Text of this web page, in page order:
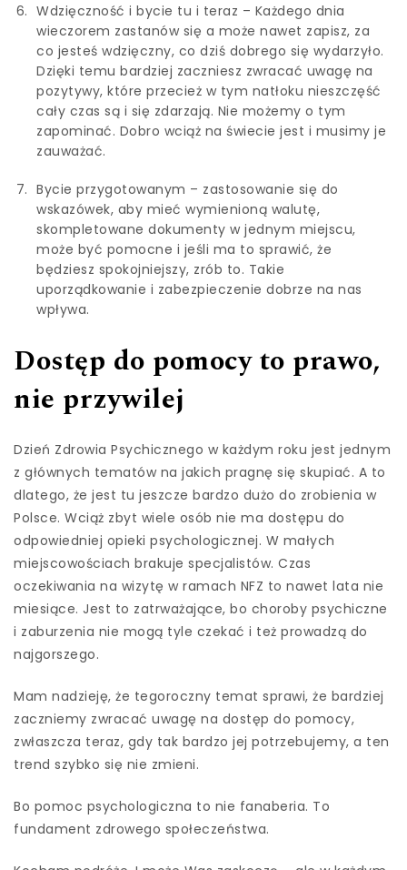
Wdzięczność i bycie tu i teraz – Każdego dnia
wieczorem zastanów się a może nawet zapisz, za
co jesteś wdzięczny, co dziś dobrego się wydarzyło.
Dzięki temu bardziej zaczniesz zwracać uwagę na
pozytywy, które przecież w tym natłoku nieszczęść
cały czas są i się zdarzają. Nie możemy o tym
zapominać. Dobro wciąż na świecie jest i musimy je
zauważać.
Bycie przygotowanym – zastosowanie się do
wskazówek, aby mieć wymienioną walutę,
skompletowane dokumenty w jednym miejscu,
może być pomocne i jeśli ma to sprawić, że
będziesz spokojniejszy, zrób to. Takie
uporządkowanie i zabezpieczenie dobrze na nas
wpływa.
Dostęp do pomocy to prawo,
nie przywilej
Dzień Zdrowia Psychicznego w każdym roku jest jednym
z głównych tematów na jakich pragnę się skupiać. A to
dlatego, że jest tu jeszcze bardzo dużo do zrobienia w
Polsce. Wciąż zbyt wiele osób nie ma dostępu do
odpowiedniej opieki psychologicznej. W małych
miejscowościach brakuje specjalistów. Czas
oczekiwania na wizytę w ramach NFZ to nawet lata nie
miesiące. Jest to zatrważające, bo choroby psychiczne
i zaburzenia nie mogą tyle czekać i też prowadzą do
najgorszego.
Mam nadzieję, że tegoroczny temat sprawi, że bardziej
zaczniemy zwracać uwagę na dostęp do pomocy,
zwłaszcza teraz, gdy tak bardzo jej potrzebujemy, a ten
trend szybko się nie zmieni.
Bo pomoc psychologiczna to nie fanaberia. To
fundament zdrowego społeczeństwa.